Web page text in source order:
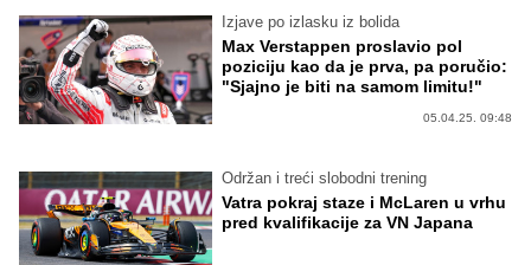
Izjave po izlasku iz bolida
Max Verstappen proslavio pol
poziciju kao da je prva, pa poručio:
"Sjajno je biti na samom limitu!"
05.04.25. 09:48
Održan i treći slobodni trening
Vatra pokraj staze i McLaren u vrhu
pred kvalifikacije za VN Japana